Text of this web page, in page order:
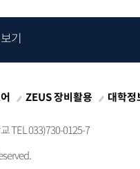
기
ZEUS 장비활용 대학정
TEL 033)730-0125-7